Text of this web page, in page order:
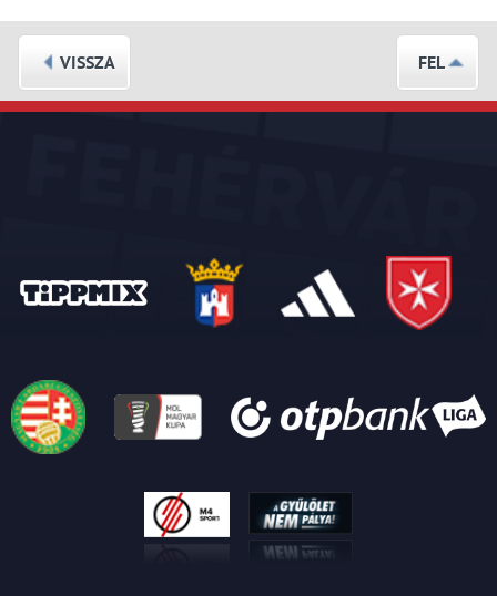
VISSZA FEL